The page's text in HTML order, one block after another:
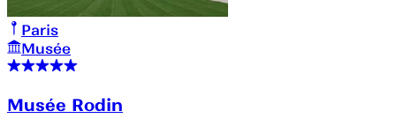
Paris
Musée
Musée Rodin